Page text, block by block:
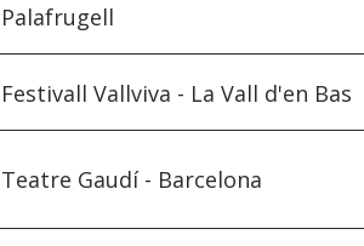
Palafrugell
Festivall Vallviva - La Vall d'en Bas
Teatre Gaudí - Barcelona